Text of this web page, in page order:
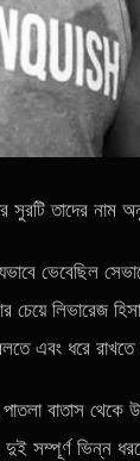
তাদের নাম
ভেবেছিল
লিভারেজ
এবং ধরে রাখতে
বাতাস
ভিন্ন